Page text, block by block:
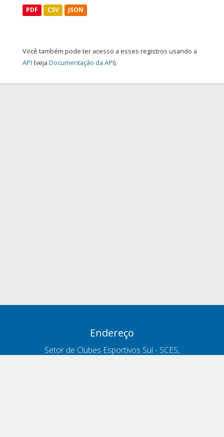
PDF CSV JSON
Você também pode ter acesso a esses registros usando a
API (veja Documentação da API).
Endereço
Setor de Clubes Esportivos Sul - SCES,